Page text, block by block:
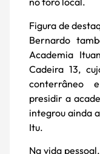
Figura de
Bernardo
Academia
Cadeira 13,
conterrâneo
presidir a
integrou ainda
Itu.
Na vida